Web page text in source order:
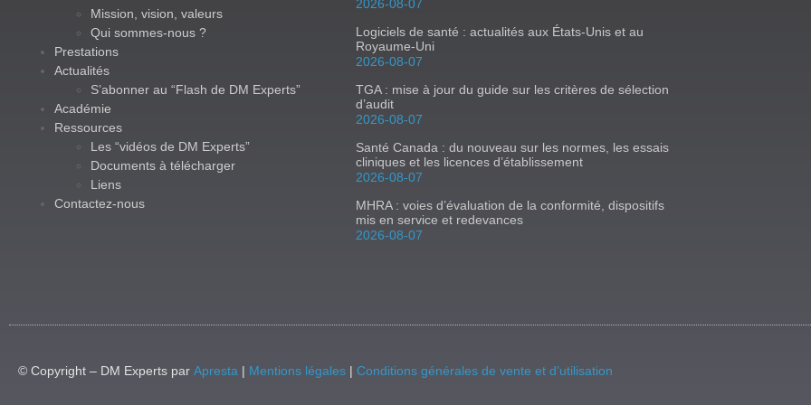
Mission, vision, valeurs
Qui sommes-nous ?
Prestations
Actualités
S’abonner au “Flash de DM Experts”
Académie
Ressources
Les “vidéos de DM Experts”
Documents à télécharger
Liens
Contactez-nous
2026-08-07
Logiciels de santé : actualités aux États-Unis et au
Royaume-Uni
2026-08-07
TGA : mise à jour du guide sur les critères de sélection
d’audit
2026-08-07
Santé Canada : du nouveau sur les normes, les essais
cliniques et les licences d’établissement
2026-08-07
MHRA : voies d’évaluation de la conformité, dispositifs
mis en service et redevances
2026-08-07
© Copyright – DM Experts par Apresta | Mentions légales | Conditions générales de vente et d’utilisation